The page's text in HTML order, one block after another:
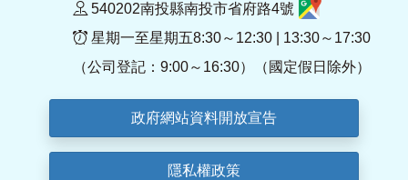
540202南投縣南投市省府路4號
星期一至星期五8:30～12:30 | 13:30～17:30
（公司登記：9:00～16:30）（國定假日除外）
政府網站資料開放宣告
隱私權政策